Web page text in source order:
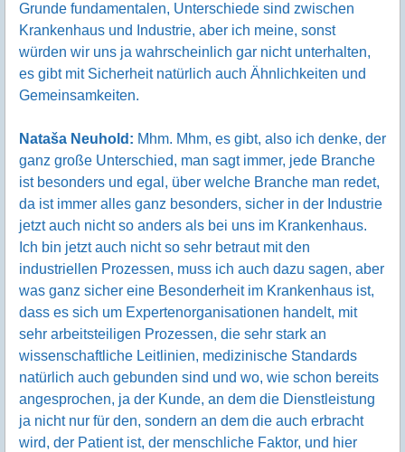
Grunde fundamentalen, Unterschiede sind zwischen
Krankenhaus und Industrie, aber ich meine, sonst
würden wir uns ja wahrscheinlich gar nicht unterhalten,
es gibt mit Sicherheit natürlich auch Ähnlichkeiten und
Gemeinsamkeiten.
Nataša Neuhold: Mhm. Mhm, es gibt, also ich denke, der
ganz große Unterschied, man sagt immer, jede Branche
ist besonders und egal, über welche Branche man redet,
da ist immer alles ganz besonders, sicher in der Industrie
jetzt auch nicht so anders als bei uns im Krankenhaus.
Ich bin jetzt auch nicht so sehr betraut mit den
industriellen Prozessen, muss ich auch dazu sagen, aber
was ganz sicher eine Besonderheit im Krankenhaus ist,
dass es sich um Expertenorganisationen handelt, mit
sehr arbeitsteiligen Prozessen, die sehr stark an
wissenschaftliche Leitlinien, medizinische Standards
natürlich auch gebunden sind und wo, wie schon bereits
angesprochen, ja der Kunde, an dem die Dienstleistung
ja nicht nur für den, sondern an dem die auch erbracht
wird, der Patient ist, der menschliche Faktor, und hier